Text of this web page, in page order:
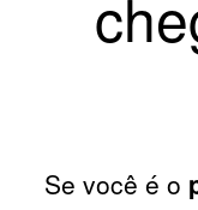
Se você é o